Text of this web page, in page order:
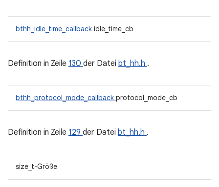
bthh_idle_time_callback idle_time_cb
Definition in Zeile 130 der Datei bt_hh.h .
bthh_protocol_mode_callback protocol_mode_cb
Definition in Zeile 129 der Datei bt_hh.h .
size_t-Größe